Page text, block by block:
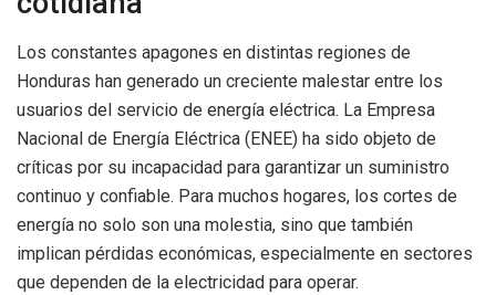
Los constantes apagones en distintas regiones de
Honduras han generado un creciente malestar entre los
usuarios del servicio de energía eléctrica. La Empresa
Nacional de Energía Eléctrica (ENEE) ha sido objeto de
críticas por su incapacidad para garantizar un suministro
continuo y confiable. Para muchos hogares, los cortes de
energía no solo son una molestia, sino que también
implican pérdidas económicas, especialmente en sectores
que dependen de la electricidad para operar.